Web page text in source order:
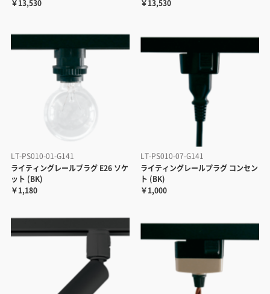
￥13,530
￥13,530
LT-PS010-01-G141
ライティングレールプラグ E26 ソケ
ット (BK)
￥1,180
LT-PS010-07-G141
ライティングレールプラグ コンセン
ト (BK)
￥1,000